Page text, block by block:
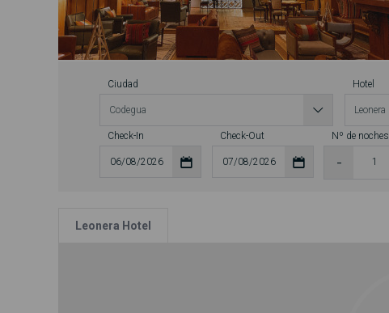
Ciudad Hotel
Check-In Check-Out Nº de noches
Leonera Hotel